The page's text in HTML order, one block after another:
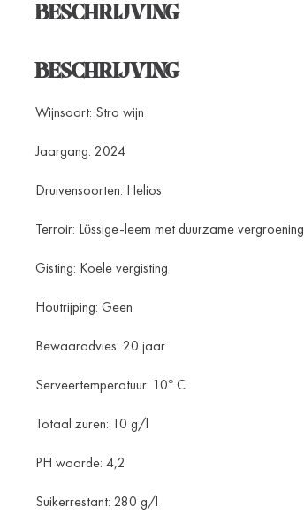
BESCHRIJVING
BESCHRIJVING
Wijnsoort: Stro wijn
Jaargang: 2024
Druivensoorten: Helios
Terroir: Lössige-leem met duurzame vergroening
Gisting: Koele vergisting
Houtrijping: Geen
Bewaaradvies: 20 jaar
Serveertemperatuur: 10° C
Totaal zuren: 10 g/l
PH waarde: 4,2
Suikerrestant: 280 g/l